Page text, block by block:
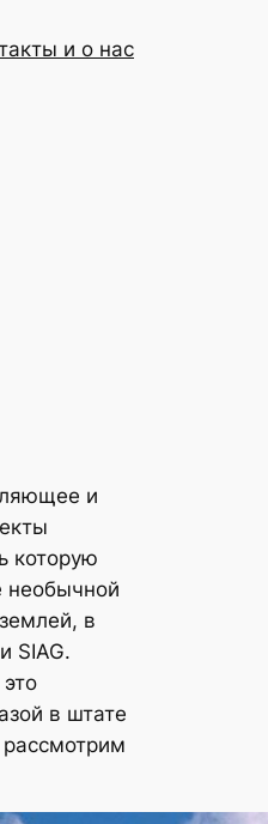
и о нас
и
которую
необычной
в
SIAG.
в штате